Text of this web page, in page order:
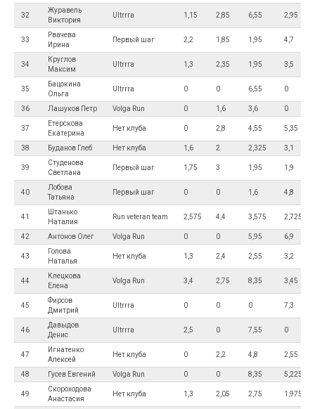
32
Журавель
Виктория
Ultrrra 1,15 2,85 6,55 2,95
33
Рвачева
Ирина
Первый шаг 2,2 1,85 1,95 4,7
34
Круглов
Максим
Ultrrra 1,3 2,35 1,95 3,5
35
Бацокина
Ольга
Ultrrra 0 0 6,55 0
36 Лашуков Петр Volga Run 0 1,6 3,6 0
37
Етерскова
Екатерина
Нет клуба 0 2,8 4,55 5,35
38 Буданов Глеб Нет клуба 1,6 2 2,325 3,1
39
Студенова
Светлана
Первый шаг 1,75 3 1,95 1,9
40
Лобова
Татьяна
Первый шаг 0 0 1,6 4,8
41
Штанько
Наталия
Run veteran team 2,575 4,4 3,575 2,725
42 Антонов Олег Volga Run 0 0 5,95 6,9
43
Голова
Наталья
Нет клуба 1,3 2,4 2,55 3,2
44
Клецкова
Елена
Volga Run 3,4 2,75 8,35 3,45
45
Фирсов
Дмитрий
Ultrrra 0 0 0 7,3
46
Давыдов
Денис
Ultrrra 2,5 0 7,55 0
47
Игнатенко
Алексей
Нет клуба 0 2,2 4,8 2,55
48 Гусев Евгений Volga Run 0 0 8,35 5,225
49
Скороходова
Анастасия
Нет клуба 1,3 2,05 2,75 1,975